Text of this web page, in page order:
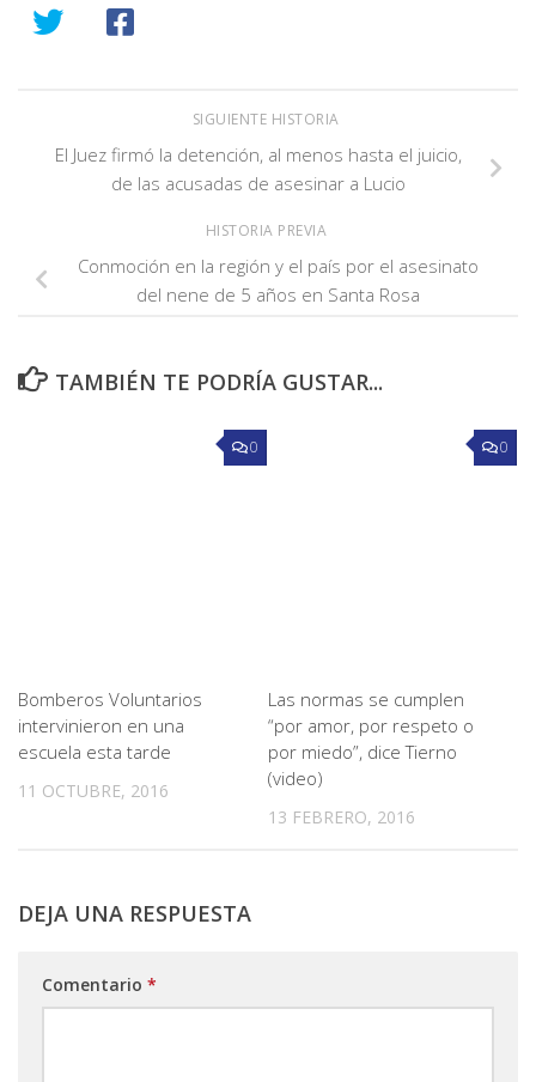
SIGUIENTE HISTORIA
El Juez firmó la detención, al menos hasta el juicio,
de las acusadas de asesinar a Lucio
HISTORIA PREVIA
Conmoción en la región y el país por el asesinato
del nene de 5 años en Santa Rosa
TAMBIÉN TE PODRÍA GUSTAR...
0
Bomberos Voluntarios
intervinieron en una
escuela esta tarde
11 OCTUBRE, 2016
0
Las normas se cumplen
“por amor, por respeto o
por miedo”, dice Tierno
(video)
13 FEBRERO, 2016
DEJA UNA RESPUESTA
Comentario *